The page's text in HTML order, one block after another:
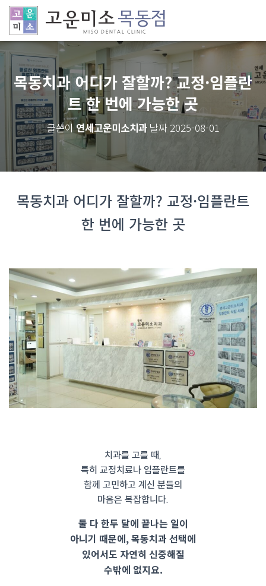
목동치과 어디가 잘할까? 교정·임플란
트 한 번에 가능한 곳
글쓴이연세고운미소치과날짜 2025-08-01
목동치과 어디가 잘할까? 교정·임플란트
한 번에 가능한 곳
치과를 고를 때,
특히 교정치료나 임플란트를
함께 고민하고 계신 분들의
마음은 복잡합니다.
둘 다 한두 달에 끝나는 일이
아니기 때문에, 목동치과 선택에
있어서도 자연히 신중해질
수밖에 없지요.